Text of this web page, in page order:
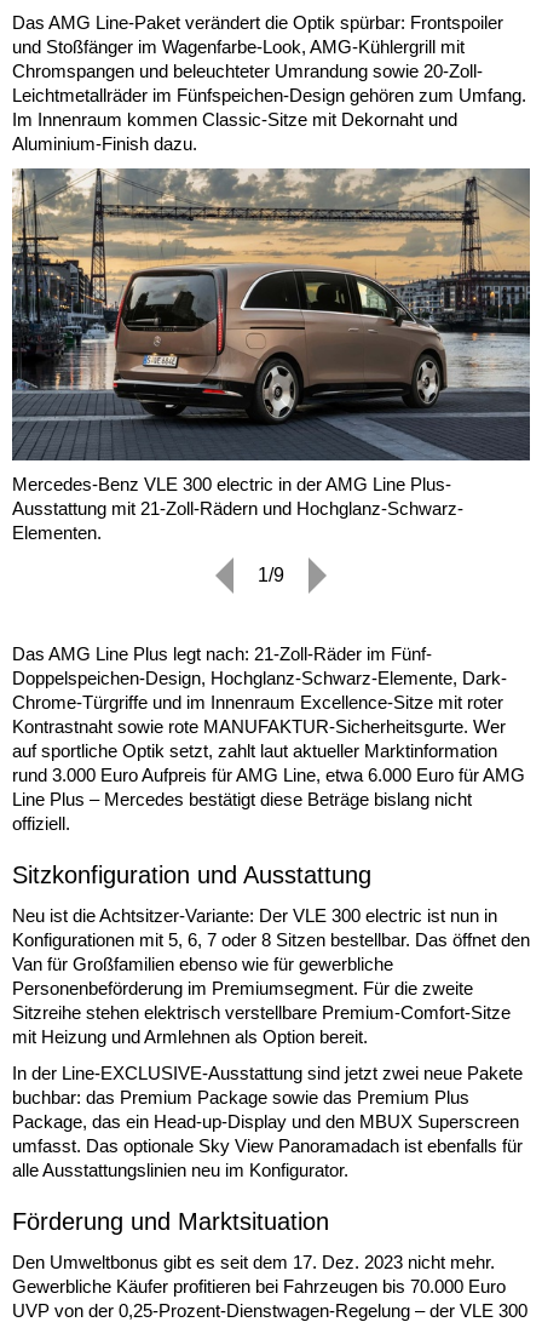
Das AMG Line-Paket verändert die Optik spürbar: Frontspoiler
und Stoßfänger im Wagenfarbe-Look, AMG-Kühlergrill mit
Chromspangen und beleuchteter Umrandung sowie 20-Zoll-
Leichtmetallräder im Fünfspeichen-Design gehören zum Umfang.
Im Innenraum kommen Classic-Sitze mit Dekornaht und
Aluminium-Finish dazu.
Mercedes-Benz VLE 300 electric in der AMG Line Plus-
Ausstattung mit 21-Zoll-Rädern und Hochglanz-Schwarz-
Elementen.
1/9
Das AMG Line Plus legt nach: 21-Zoll-Räder im Fünf-
Doppelspeichen-Design, Hochglanz-Schwarz-Elemente, Dark-
Chrome-Türgriffe und im Innenraum Excellence-Sitze mit roter
Kontrastnaht sowie rote MANUFAKTUR-Sicherheitsgurte. Wer
auf sportliche Optik setzt, zahlt laut aktueller Marktinformation
rund 3.000 Euro Aufpreis für AMG Line, etwa 6.000 Euro für AMG
Line Plus – Mercedes bestätigt diese Beträge bislang nicht
offiziell.
Sitzkonfiguration und Ausstattung
Neu ist die Achtsitzer-Variante: Der VLE 300 electric ist nun in
Konfigurationen mit 5, 6, 7 oder 8 Sitzen bestellbar. Das öffnet den
Van für Großfamilien ebenso wie für gewerbliche
Personenbeförderung im Premiumsegment. Für die zweite
Sitzreihe stehen elektrisch verstellbare Premium-Comfort-Sitze
mit Heizung und Armlehnen als Option bereit.
In der Line-EXCLUSIVE-Ausstattung sind jetzt zwei neue Pakete
buchbar: das Premium Package sowie das Premium Plus
Package, das ein Head-up-Display und den MBUX Superscreen
umfasst. Das optionale Sky View Panoramadach ist ebenfalls für
alle Ausstattungslinien neu im Konfigurator.
Förderung und Marktsituation
Den Umweltbonus gibt es seit dem 17. Dez. 2023 nicht mehr.
Gewerbliche Käufer profitieren bei Fahrzeugen bis 70.000 Euro
UVP von der 0,25-Prozent-Dienstwagen-Regelung – der VLE 300